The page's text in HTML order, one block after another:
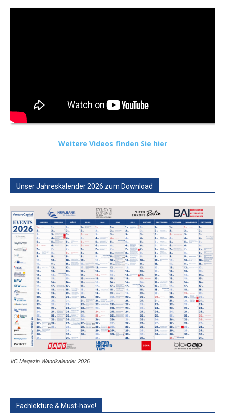
Weitere Videos finden Sie hier
Unser Jahreskalender 2026 zum Download
VC Magazin Wandkalender 2026
Fachlektüre & Must-have!